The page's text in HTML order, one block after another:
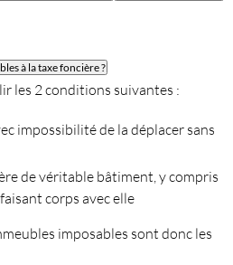
à la taxe foncière ?
les 2 conditions suivantes :
impossibilité de la déplacer sans
de véritable bâtiment, y compris
corps avec elle
imposables sont donc les